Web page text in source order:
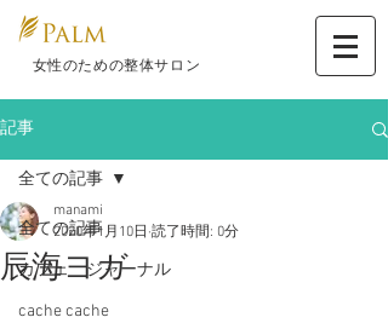
​ 女性のための整体サロン
記事
全ての記事
カフェ ジャーナル
cache cache
全ての記事
辰海ヨガ
manami
2020年1月10日 読了時間: 0分